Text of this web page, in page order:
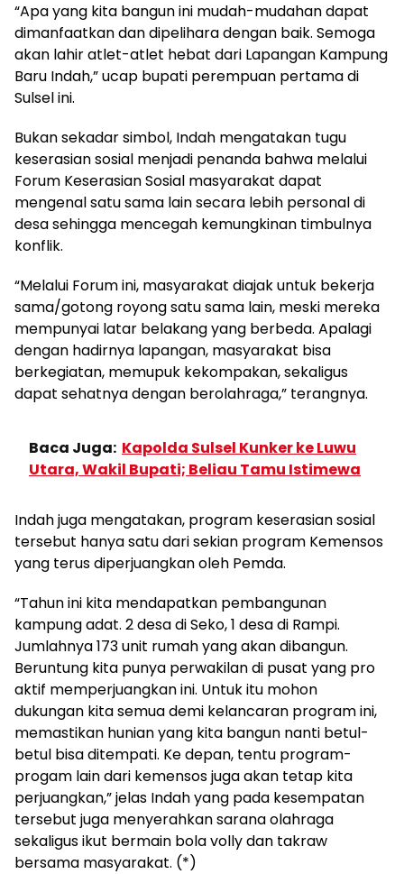
“Apa yang kita bangun ini mudah-mudahan dapat
dimanfaatkan dan dipelihara dengan baik. Semoga
akan lahir atlet-atlet hebat dari Lapangan Kampung
Baru Indah,” ucap bupati perempuan pertama di
Sulsel ini.
Bukan sekadar simbol, Indah mengatakan tugu
keserasian sosial menjadi penanda bahwa melalui
Forum Keserasian Sosial masyarakat dapat
mengenal satu sama lain secara lebih personal di
desa sehingga mencegah kemungkinan timbulnya
konflik.
“Melalui Forum ini, masyarakat diajak untuk bekerja
sama/gotong royong satu sama lain, meski mereka
mempunyai latar belakang yang berbeda. Apalagi
dengan hadirnya lapangan, masyarakat bisa
berkegiatan, memupuk kekompakan, sekaligus
dapat sehatnya dengan berolahraga,” terangnya.
Baca Juga: Kapolda Sulsel Kunker ke Luwu
Utara, Wakil Bupati; Beliau Tamu Istimewa
Indah juga mengatakan, program keserasian sosial
tersebut hanya satu dari sekian program Kemensos
yang terus diperjuangkan oleh Pemda.
“Tahun ini kita mendapatkan pembangunan
kampung adat. 2 desa di Seko, 1 desa di Rampi.
Jumlahnya 173 unit rumah yang akan dibangun.
Beruntung kita punya perwakilan di pusat yang pro
aktif memperjuangkan ini. Untuk itu mohon
dukungan kita semua demi kelancaran program ini,
memastikan hunian yang kita bangun nanti betul-
betul bisa ditempati. Ke depan, tentu program-
progam lain dari kemensos juga akan tetap kita
perjuangkan,” jelas Indah yang pada kesempatan
tersebut juga menyerahkan sarana olahraga
sekaligus ikut bermain bola volly dan takraw
bersama masyarakat. (*)